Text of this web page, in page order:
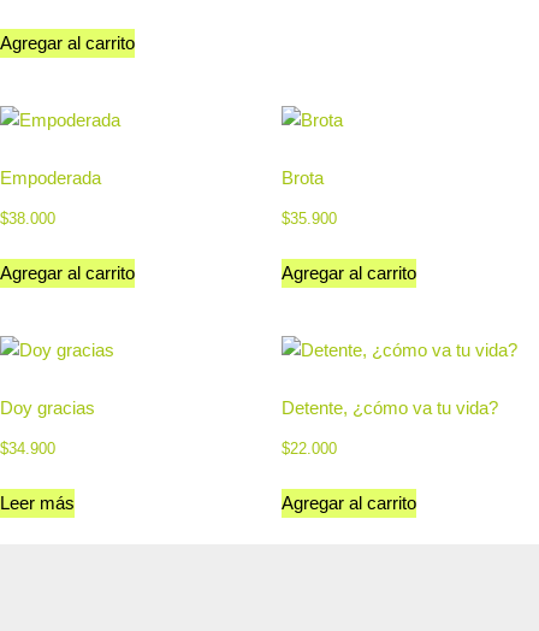
Agregar al carrito
Empoderada
$38.000
Agregar al carrito
Brota
$35.900
Agregar al carrito
Doy gracias
$34.900
Leer más
Detente, ¿cómo va tu vida?
$22.000
Agregar al carrito